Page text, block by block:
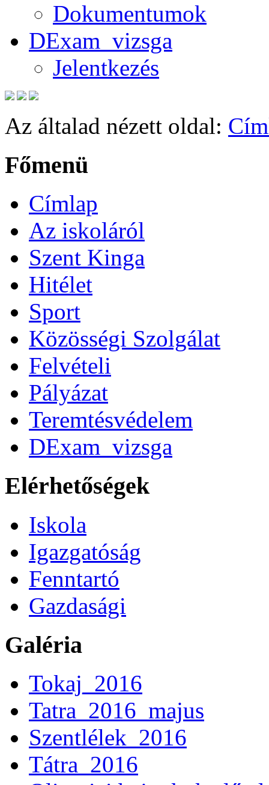
Dokumentumok
DExam_vizsga
Jelentkezés
Az általad nézett oldal:
Főmenü
Címlap
Az iskoláról
Szent Kinga
Hitélet
Sport
Közösségi Szolgálat
Felvételi
Pályázat
Teremtésvédelem
DExam_vizsga
Elérhetőségek
Iskola
Igazgatóság
Fenntartó
Gazdasági
Galéria
Tokaj_2016
Tatra_2016_majus
Szentlélek_2016
Tátra_2016